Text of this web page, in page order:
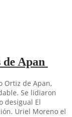
de Apan
Ortiz de Apan,
Se lidiaron
desigual El
Uriel Moreno el